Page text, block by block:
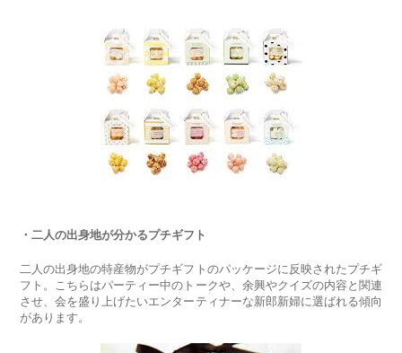
・二人の出身地が分かるプチギフト
二人の出身地の特産物がプチギフトのパッケージに反映されたプチギ
フト。こちらはパーティー中のトークや、余興やクイズの内容と関連
させ、会を盛り上げたいエンターティナーな新郎新婦に選ばれる傾向
があります。